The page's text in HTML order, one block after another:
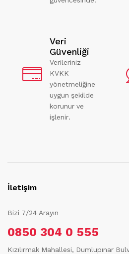
Veri
Güvenliği
Verileriniz
KVKK
yönetmeliğine
uygun şekilde
korunur ve
işlenir.
İletişim
Bizi 7/24 Arayın
0850 304 0 555
Kızılırmak Mahallesi, Dumlupınar